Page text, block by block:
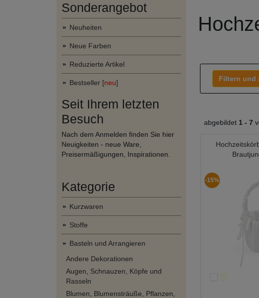
Sonderangebot
Neuheiten
Neue Farben
Reduzierte Artikel
Bestseller [neu]
Seit Ihrem letzten
Besuch
Nach dem Anmelden finden Sie hier
Neuigkeiten - neue Ware,
Preisermäßigungen, Inspirationen.
Kategorie
Kurzwaren
Stoffe
Basteln und Arrangieren
Andere Dekorationen
Augen, Schnauzen, Köpfe und
Rasseln
Blumen, Blumensträuße, Pflanzen,
Filtern und
abgebildet 1 - 7
-15%